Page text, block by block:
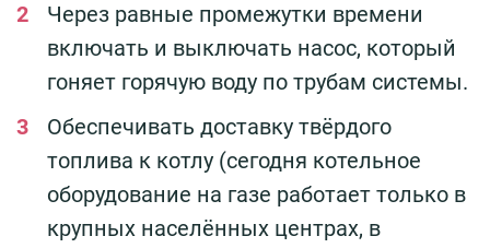
Через равные промежутки времени
включать и выключать насос, который
гоняет горячую воду по трубам системы.
Обеспечивать доставку твёрдого
топлива к котлу (сегодня котельное
оборудование на газе работает только в
крупных населённых центрах, в